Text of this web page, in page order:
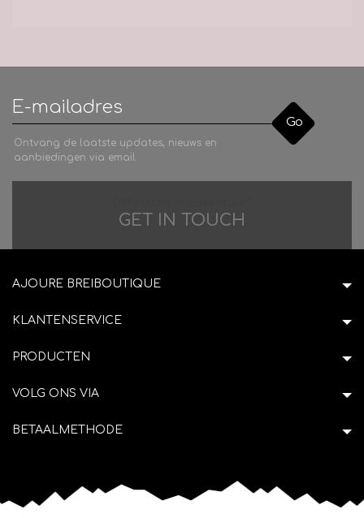
Go
Ontvang de laatste updates, nieuws en
aanbiedingen via email
GET IN TOUCH
AJOURE BREIBOUTIQUE
KLANTENSERVICE
PRODUCTEN
VOLG ONS VIA
BETAALMETHODE